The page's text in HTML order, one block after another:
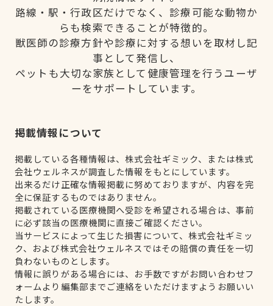
路線・駅・行政区だけでなく、診療可能な動物か
らも検索できることが特徴的。
獣医師の診療方針や診療に対する想いを取材し記
事として発信し、
ペットも大切な家族として健康管理を行うユーザ
ーをサポートしています。
掲載情報について
掲載している各種情報は、株式会社ギミック、または株式
会社ウェルネスが調査した情報をもとにしています。
出来るだけ正確な情報掲載に努めておりますが、内容を完
全に保証するものではありません。
掲載されている医療機関へ受診を希望される場合は、事前
に必ず該当の医療機関に直接ご確認ください。
当サービスによって生じた損害について、株式会社ギミッ
ク、および株式会社ウェルネスではその賠償の責任を一切
負わないものとします。
情報に誤りがある場合には、お手数ですがお問い合わせフ
ォームより編集部までご連絡をいただけますようお願いい
たします。